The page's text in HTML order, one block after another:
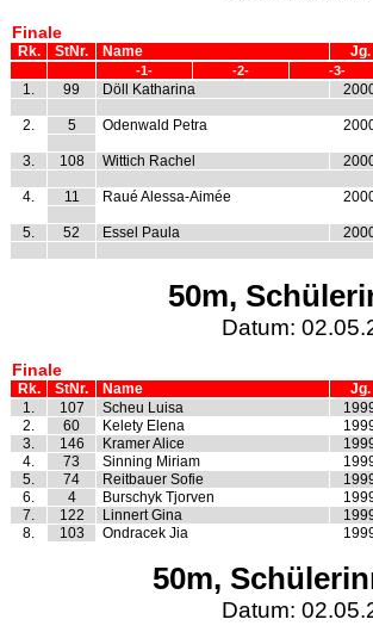
Finale
Rk. StNr. Name Jg.
-1- -2- -3-
1. 99 Döll Katharina
2. 5 Odenwald Petra
3. 108 Wittich Rachel
4. 11 Raué Alessa-Aimée
5. 52 Essel Paula
50m,
Datum:
Finale
Rk. StNr. Name Jg.
1.
107 Scheu Luisa
2.
60 Kelety Elena
3.
146 Kramer Alice
4.
73 Sinning Miriam
5.
74 Reitbauer Sofie
6.
4 Burschyk Tjorven
7.
122 Linnert Gina
8.
103 Ondracek Jia
50m,
Datum: